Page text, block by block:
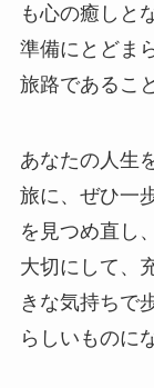
も心の癒しと
準備にとどま
旅路であるこ
あなたの人生
旅に、ぜひ一
を見つめ直し
大切にして、
きな気持ちで
らしいものに